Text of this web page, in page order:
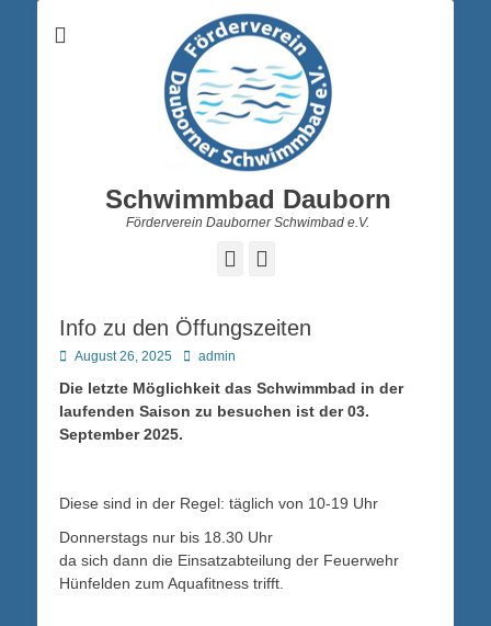
Schwimmbad Dauborn
Förderverein Dauborner Schwimbad e.V.
Facebook
Info zu den Öffungszeiten
Posted
August 26, 2025 Autoradmin
Die letzte Möglichkeit das Schwimmbad in der
laufenden Saison zu besuchen ist der 03.
September 2025.
Diese sind in der Regel: täglich von 10-19 Uhr
Donnerstags nur bis 18.30 Uhr
da sich dann die Einsatzabteilung der Feuerwehr
Hünfelden zum Aquafitness trifft.